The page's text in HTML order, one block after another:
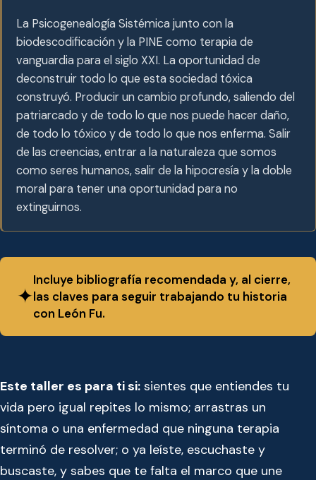
La Psicogenealogía Sistémica junto con la
biodescodificación y la PINE como terapia de
vanguardia para el siglo XXI. La oportunidad de
deconstruir todo lo que esta sociedad tóxica
construyó. Producir un cambio profundo, saliendo del
patriarcado y de todo lo que nos puede hacer daño,
de todo lo tóxico y de todo lo que nos enferma. Salir
de las creencias, entrar a la naturaleza que somos
como seres humanos, salir de la hipocresía y la doble
moral para tener una oportunidad para no
extinguirnos.
✦
Incluye bibliografía recomendada y, al cierre,
las claves para seguir trabajando tu historia
con León Fu.
Este taller es para ti si: sientes que entiendes tu
vida pero igual repites lo mismo; arrastras un
síntoma o una enfermedad que ninguna terapia
terminó de resolver; o ya leíste, escuchaste y
buscaste, y sabes que te falta el marco que une